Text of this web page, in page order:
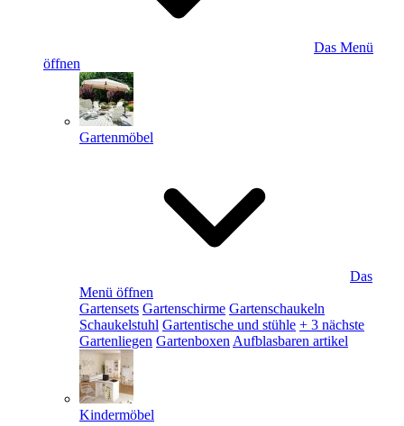
Das Menü
öffnen
Gartenmöbel
Das
Menü öffnen
Gartensets Gartenschirme Gartenschaukeln
Schaukelstuhl Gartentische und stühle + 3 nächste
Gartenliegen Gartenboxen Aufblasbaren artikel
Kindermöbel